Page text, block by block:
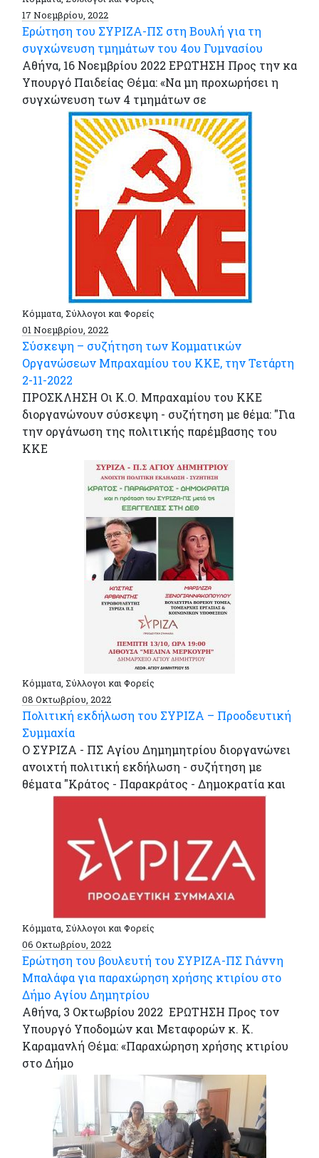
17 Νοεμβρίου, 2022
Ερώτηση του ΣΥΡΙΖΑ-ΠΣ στη Βουλή για τη
συγχώνευση τμημάτων του 4ου Γυμνασίου
Αθήνα, 16 Νοεμβρίου 2022 ΕΡΩΤΗΣΗ Προς την κα
Υπουργό Παιδείας Θέμα: «Να μη προχωρήσει η
συγχώνευση των 4 τμημάτων σε
Κόμματα, Σύλλογοι και Φορείς
01 Νοεμβρίου, 2022
Σύσκεψη – συζήτηση των Κομματικών
Οργανώσεων Μπραχαμίου του ΚΚΕ, την Τετάρτη
2-11-2022
ΠΡΟΣΚΛΗΣΗ Οι Κ.Ο. Μπραχαμίου του ΚΚΕ
διοργανώνουν σύσκεψη - συζήτηση με θέμα: "Για
την οργάνωση της πολιτικής παρέμβασης του
ΚΚΕ
Κόμματα, Σύλλογοι και Φορείς
08 Οκτωβρίου, 2022
Πολιτική εκδήλωση του ΣΥΡΙΖΑ – Προοδευτική
Συμμαχία
Ο ΣΥΡΙΖΑ - ΠΣ Αγίου Δημημητρίου διοργανώνει
ανοιχτή πολιτική εκδήλωση - συζήτηση με
θέματα "Κράτος - Παρακράτος - Δημοκρατία και
Κόμματα, Σύλλογοι και Φορείς
06 Οκτωβρίου, 2022
Ερώτηση του βουλευτή του ΣΥΡΙΖΑ-ΠΣ Γιάννη
Μπαλάφα για παραχώρηση χρήσης κτιρίου στο
Δήμο Αγίου Δημητρίου
Αθήνα, 3 Οκτωβρίου 2022 ΕΡΩΤΗΣΗ Προς τον
Υπουργό Υποδομών και Μεταφορών κ. Κ.
Καραμανλή Θέμα: «Παραχώρηση χρήσης κτιρίου
στο Δήμο